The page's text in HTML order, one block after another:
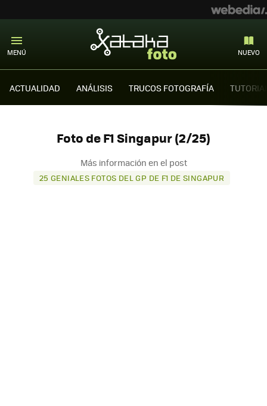
MENÚ NUEVO
ACTUALIDAD ANÁLISIS TRUCOS FOTOGRAFÍA
Foto de F1 Singapur (2/25)
Más información en el post
25 GENIALES FOTOS DEL GP DE F1 DE SINGAPUR